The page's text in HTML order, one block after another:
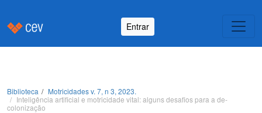
Entrar
Biblioteca
Motricidades v. 7, n 3, 2023.
Inteligência artificial e motricidade vital: alguns desafios para a de-
colonização